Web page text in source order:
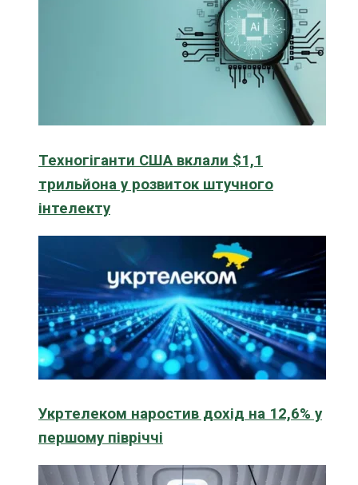
Техногіганти США вклали $1,1
трильйона у розвиток штучного
інтелекту
Укртелеком наростив дохід на 12,6% у
першому півріччі